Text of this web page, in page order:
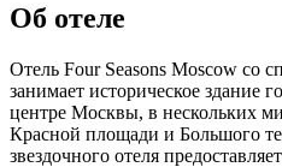
Об отеле
Отель Four Seasons Moscow со
занимает историческое здание
центре Москвы, в нескольких
Красной площади и Большого
звездочного отеля